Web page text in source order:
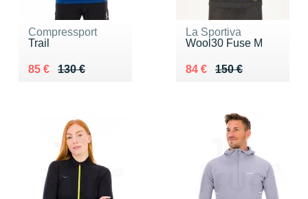
Compressport
Trail
130 €
Au lieu de 130 €
85 €
Vendu 85 €
La Sportiva
Wool30 Fuse M
150 €
Au lieu de 150 €
84 €
Vendu 84 €